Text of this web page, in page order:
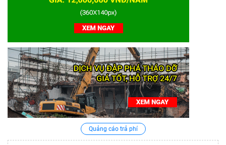
Quảng cáo trả phí